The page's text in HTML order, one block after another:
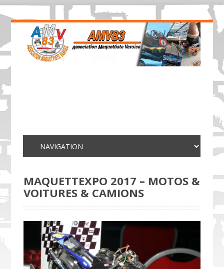
MAQUETTEXPO 2017 – MOTOS &
VOITURES & CAMIONS